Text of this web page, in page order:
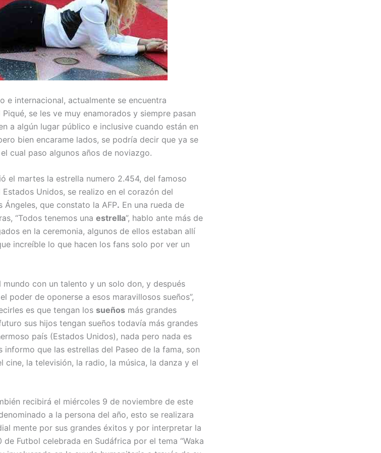
e internacional, actualmente se encuentra
se les ve muy enamorados y siempre pasan
a algún lugar público e inclusive cuando están en
bien encarame lados, se podría decir que ya se
cual paso algunos años de noviazgo.
el martes la estrella numero 2.454, del famoso
Unidos, se realizo en el corazón del
que constato la AFP. En una rueda de
“Todos tenemos una estrella”, hablo ante más de
en la ceremonia, algunos de ellos estaban allí
increíble lo que hacen los fans solo por ver un
mundo con un talento y un solo don, y después
poder de oponerse a esos maravillosos sueños”,
es que tengan los sueños más grandes
sus hijos tengan sueños todavía más grandes
país (Estados Unidos), nada pero nada es
informo que las estrellas del Paseo de la fama, son
cine, la televisión, la radio, la música, la danza y el
recibirá el miércoles 9 de noviembre de este
a la persona del año, esto se realizara
mente por sus grandes éxitos y por interpretar la
Futbol celebrada en Sudáfrica por el tema “Waka